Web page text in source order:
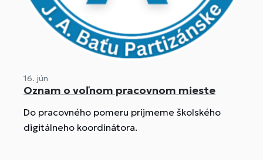
16. jún
Oznam o voľnom pracovnom mieste
Do pracovného pomeru prijmeme školského
digitálneho koordinátora.